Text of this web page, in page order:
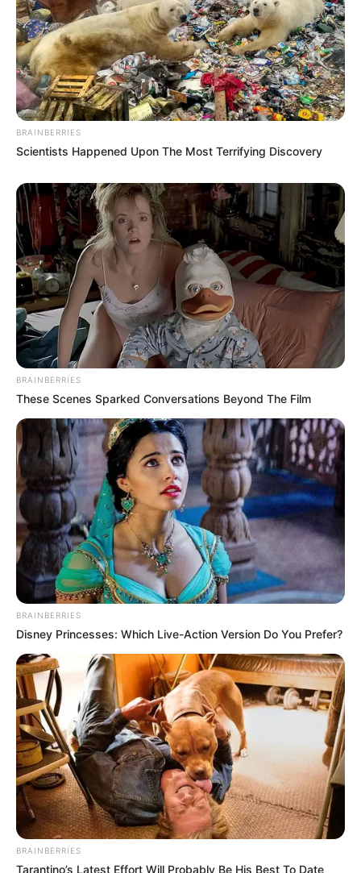
BRAINBERRIES
Scientists Happened Upon The Most Terrifying Discovery
BRAINBERRIES
These Scenes Sparked Conversations Beyond The Film
BRAINBERRIES
Disney Princesses: Which Live-Action Version Do You Prefer?
BRAINBERRIES
Tarantino’s Latest Effort Will Probably Be His Best To Date